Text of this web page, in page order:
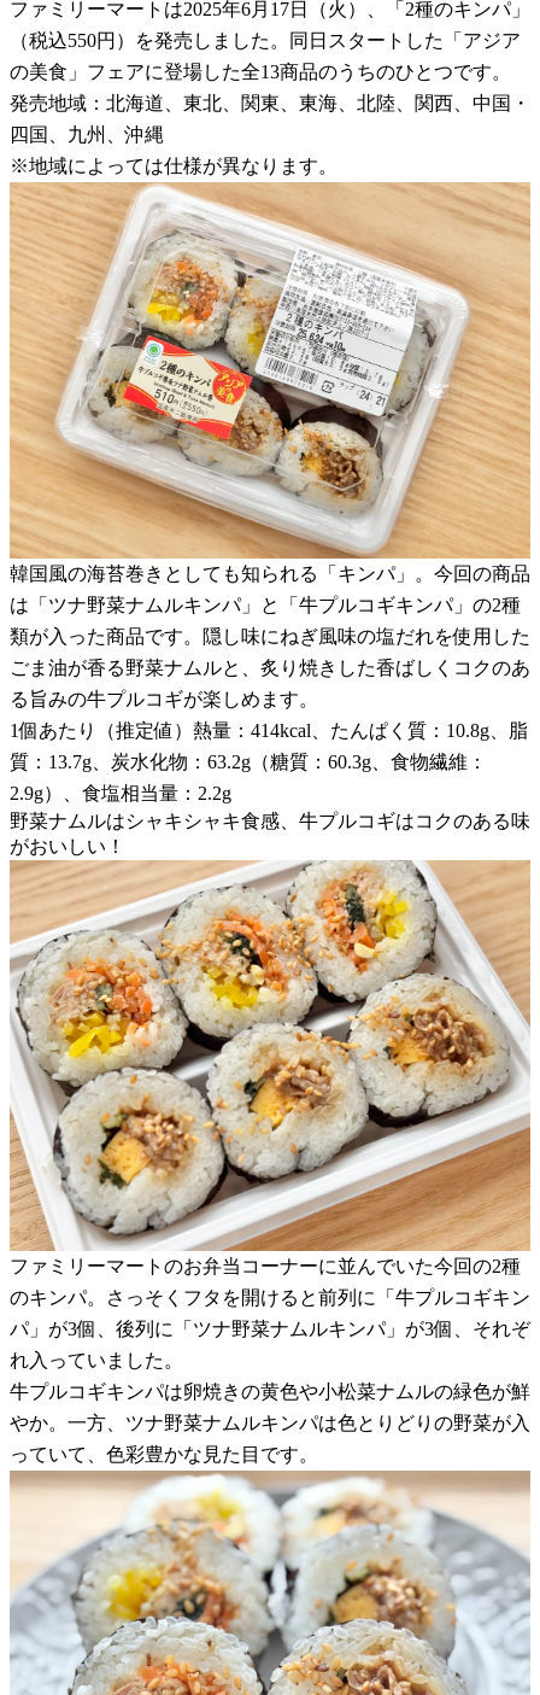
ファミリーマートは2025年6月17日（火）、「2種のキンパ」
（税込550円）を発売しました。同日スタートした「アジア
の美食」フェアに登場した全13商品のうちのひとつです。
発売地域：北海道、東北、関東、東海、北陸、関西、中国・
四国、九州、沖縄
※地域によっては仕様が異なります。
韓国風の海苔巻きとしても知られる「キンパ」。今回の商品
は「ツナ野菜ナムルキンパ」と「牛プルコギキンパ」の2種
類が入った商品です。隠し味にねぎ風味の塩だれを使用した
ごま油が香る野菜ナムルと、炙り焼きした香ばしくコクのあ
る旨みの牛プルコギが楽しめます。
1個あたり（推定値）熱量：414kcal、たんぱく質：10.8g、脂
質：13.7g、炭水化物：63.2g（糖質：60.3g、食物繊維：
2.9g）、食塩相当量：2.2g
野菜ナムルはシャキシャキ食感、牛プルコギはコクのある味
がおいしい！
ファミリーマートのお弁当コーナーに並んでいた今回の2種
のキンパ。さっそくフタを開けると前列に「牛プルコギキン
パ」が3個、後列に「ツナ野菜ナムルキンパ」が3個、それぞ
れ入っていました。
牛プルコギキンパは卵焼きの黄色や小松菜ナムルの緑色が鮮
やか。一方、ツナ野菜ナムルキンパは色とりどりの野菜が入
っていて、色彩豊かな見た目です。